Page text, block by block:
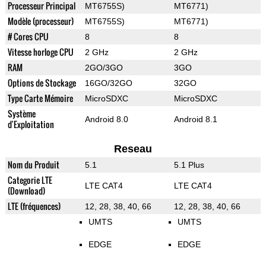
Processeur Principal MT6755S) MT6771)
Modèle (processeur) MT6755S) MT6771)
# Cores CPU 8 8
Vitesse horloge CPU 2 GHz 2 GHz
RAM 2GO/3GO 3GO
Options de Stockage 16GO/32GO 32GO
Type Carte Mémoire MicroSDXC MicroSDXC
Système
d'Exploitation
Android 8.0 Android 8.1
Reseau
Nom du Produit 5.1 5.1 Plus
Categorie LTE
(Download)
LTE CAT4 LTE CAT4
LTE (fréquences) 12, 28, 38, 40, 66 12, 28, 38, 40, 66
UMTS
EDGE
UMTS
EDGE